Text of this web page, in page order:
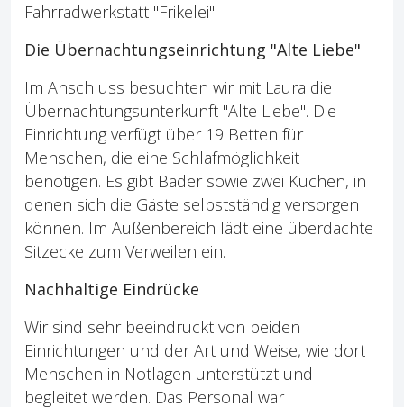
Fahrradwerkstatt "Frikelei".
Die Übernachtungseinrichtung "Alte Liebe"
Im Anschluss besuchten wir mit Laura die
Übernachtungsunterkunft "Alte Liebe". Die
Einrichtung verfügt über 19 Betten für
Menschen, die eine Schlafmöglichkeit
benötigen. Es gibt Bäder sowie zwei Küchen, in
denen sich die Gäste selbstständig versorgen
können. Im Außenbereich lädt eine überdachte
Sitzecke zum Verweilen ein.
Nachhaltige Eindrücke
Wir sind sehr beeindruckt von beiden
Einrichtungen und der Art und Weise, wie dort
Menschen in Notlagen unterstützt und
begleitet werden. Das Personal war